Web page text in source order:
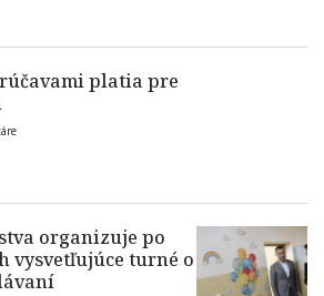
platia pre
organizuje po
vysvetľujúce turné o